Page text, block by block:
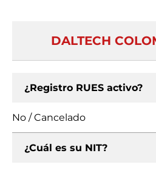
DALTECH
¿Registro RUES activo?
No / Cancelado
¿Cuál es su NIT?